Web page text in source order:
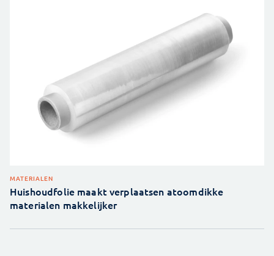
MATERIALEN
Huishoudfolie maakt verplaatsen atoomdikke
materialen makkelijker